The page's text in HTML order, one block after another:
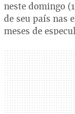
neste domingo
de seu país nas
meses de